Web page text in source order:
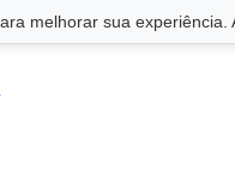
melhorar sua